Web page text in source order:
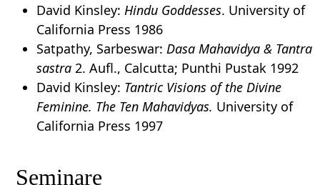
David Kinsley: Hindu Goddesses. University of
California Press 1986
Satpathy, Sarbeswar: Dasa Mahavidya & Tantra
sastra2. Aufl., Calcutta; Punthi Pustak 1992
David Kinsley: Tantric Visions of the Divine
Feminine. The Ten Mahavidyas. University of
California Press 1997
Seminare